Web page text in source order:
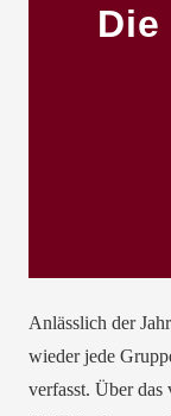
Anlässlich der
wieder jede
verfasst. Über das